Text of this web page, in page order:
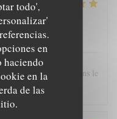
todo',
en
haciendo
en la
de las
Calidad / Precio
Nous recommandons le